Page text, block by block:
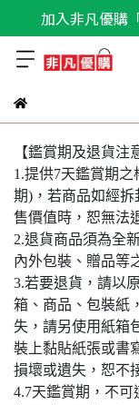
加入非凡優購
【鑑賞期及退貨注
1.提供7天鑑賞期
期)，若商品如經
售價值時，恕無法
2.退貨商品須為全
內外包裝、贈品等
3.若要退貨，請以
箱、商品、包裝紙
失，請另使用紙箱
裝上黏貼紙張或書
損壞或遺失，恕不
4.7天鑑賞期，不可